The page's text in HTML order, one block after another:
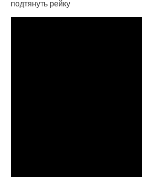
подтянуть рейку